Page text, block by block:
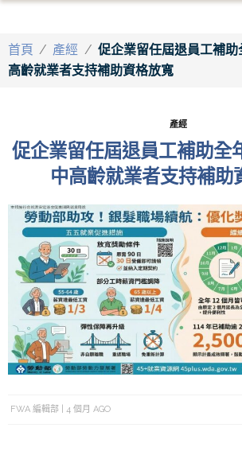
首頁 / 產經 / 促企業留任屆退員工補
高齡就業者支持補助資格放寬
產經
促企業留任屆退員工補助全
中高齡就業者支持補助
FWA 編輯部 4 個月 AGO